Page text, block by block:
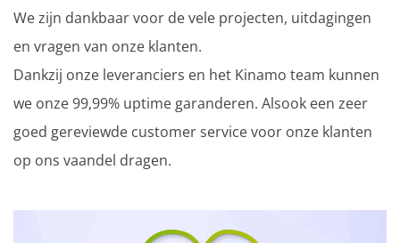
We zijn dankbaar voor de vele projecten, uitdagingen
en vragen van onze klanten.
Dankzij onze leveranciers en het Kinamo team kunnen
we onze 99,99% uptime garanderen. Alsook een zeer
goed gereviewde customer service voor onze klanten
op ons vaandel dragen.